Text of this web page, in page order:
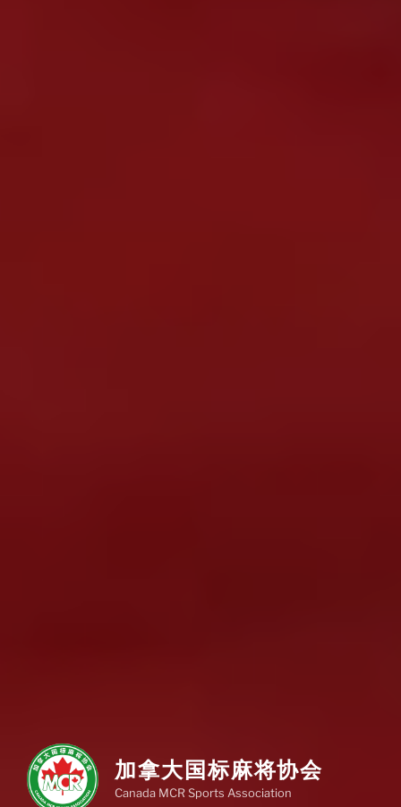
加拿大国标麻将协会
Canada MCR Sports Association